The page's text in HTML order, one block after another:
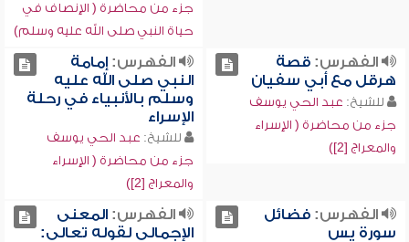
جزء من محاضرة ( الإنصاف في
حياة النبي صلى الله عليه وسلم)
الفهرس:قصة
هرقل مع أبي سفيان
للشيخ: عبد الحي يوسف
جزء من محاضرة ( الإسراء
والمعراج [2])
الفهرس:إمامة
النبي صلى الله عليه
وسلم بالأنبياء في رحلة
الإسراء
للشيخ: عبد الحي يوسف
جزء من محاضرة ( الإسراء
والمعراج [2])
الفهرس:فضائل
سورة يس
الفهرس:المعنى
الإجمالي لقوله تعالى: